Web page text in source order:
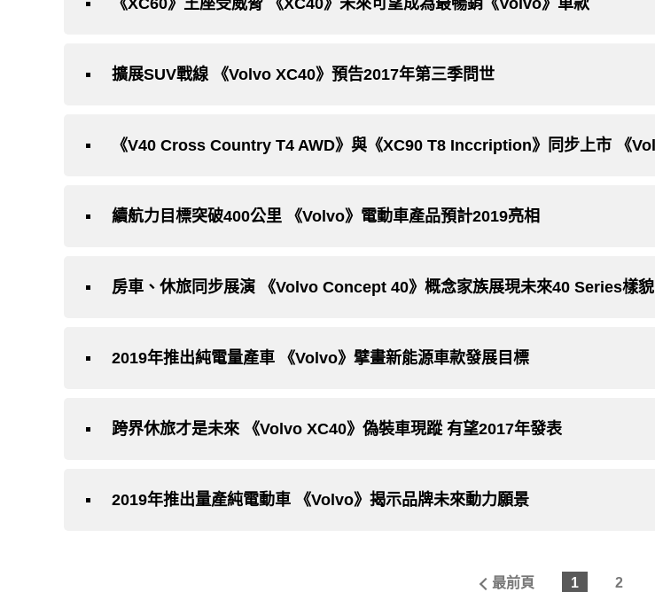
《XC60》王座受威脅 《XC40》未來可望成為最暢銷《Volvo》車款
擴展SUV戰線 《Volvo XC40》預告2017年第三季問世
續航力目標突破400公里 《Volvo》電動車產品預計2019亮相
房車、休旅同步展演 《Volvo Concept 40》概念家族展現未來40 Series樣貌
2019年推出純電量產車 《Volvo》擘畫新能源車款發展目標
跨界休旅才是未來 《Volvo XC40》偽裝車現蹤 有望2017年發表
2019年推出量產純電動車 《Volvo》揭示品牌未來動力願景
最前頁 1 2